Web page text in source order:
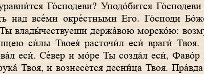
Го́сподеви? Уподо́бится
над все́ми окре́стными Его. Го́споди
Ты влады́чествуеши держа́вою морско́ю:
си́лы Твоея́ расточи́л еси́ враги́
еси́. Се́вер и мо́ре Ты созда́л еси́,
Твоя, и вознесе́тся десни́ца Твоя. Пра́вда